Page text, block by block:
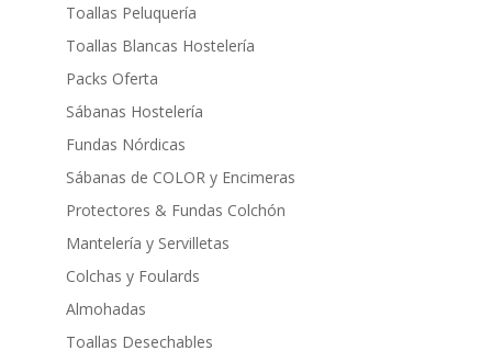
Toallas Peluquería
Toallas Blancas Hostelería
Packs Oferta
Sábanas Hostelería
Fundas Nórdicas
Sábanas de COLOR y Encimeras
Protectores & Fundas Colchón
Mantelería y Servilletas
Colchas y Foulards
Almohadas
Toallas Desechables